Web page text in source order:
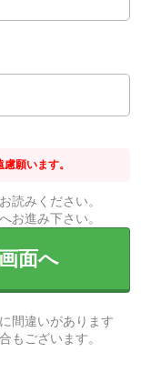
願います。
読みください。
お進み下さい。
面へ
間違いがあります
もございます。